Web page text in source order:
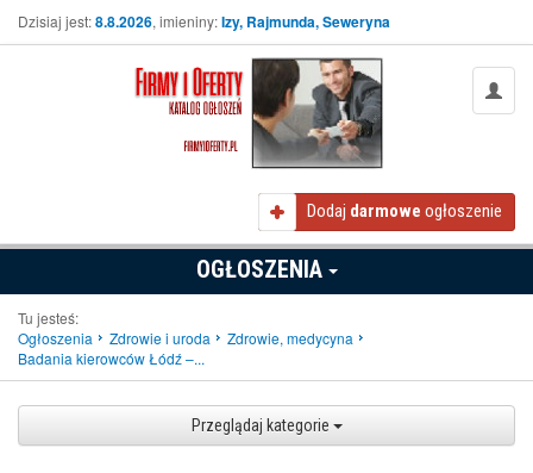
Dzisiaj jest:8.8.2026, imieniny:Izy, Rajmunda, Seweryna
Dodaj darmowe ogłoszenie
OGŁOSZENIA
Tu jesteś:
Ogłoszenia
Zdrowie i uroda
Zdrowie, medycyna
Badania kierowców Łódź –...
Przeglądaj kategorie